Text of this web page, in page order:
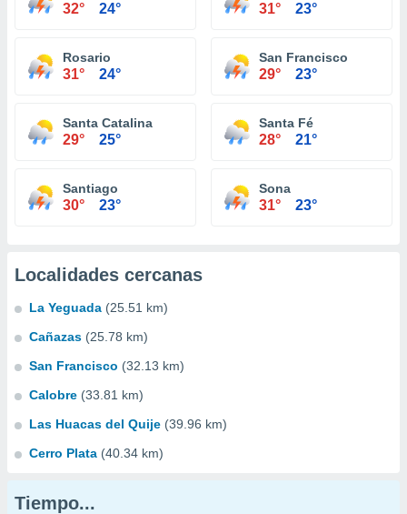
32° 24° 31° 23°
Rosario
31° 24°
San Francisco
29° 23°
Santa Catalina
29° 25°
Santa Fé
28° 21°
Santiago
30° 23°
Sona
31° 23°
Localidades cercanas
La Yeguada (25.51 km)
Cañazas (25.78 km)
San Francisco (32.13 km)
Calobre (33.81 km)
Las Huacas del Quije (39.96 km)
Cerro Plata (40.34 km)
Tiempo...